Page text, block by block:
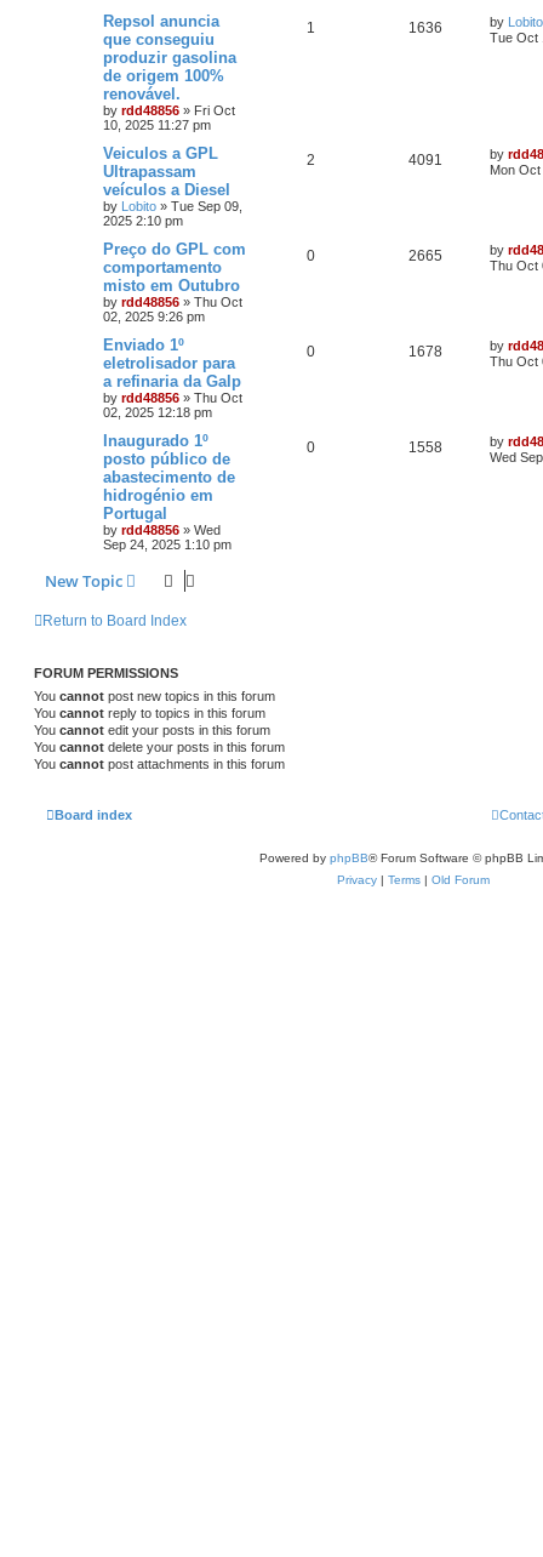
Repsol anuncia
que conseguiu
produzir gasolina
de origem 100%
renovável.
by rdd48856 » Fri Oct
10, 2025 11:27 pm
1 1636 by Lobito
Tue Oct
Veiculos a GPL
Ultrapassam
veículos a Diesel
by Lobito » Tue Sep 09,
2025 2:10 pm
2 4091 by
Mon
Preço do GPL com
comportamento
misto em Outubro
by rdd48856 » Thu Oct
02, 2025 9:26 pm
0 2665 by
Thu Oct
Enviado 1º
eletrolisador para
a refinaria da Galp
by rdd48856 » Thu Oct
02, 2025 12:18 pm
0 1678 by
Thu Oct
Inaugurado 1º
posto público de
abastecimento de
hidrogénio em
Portugal
by rdd48856 » Wed
Sep 24, 2025 1:10 pm
0 1558 by
Wed
New Topic
Return to Board Index
FORUM PERMISSIONS
You cannot post new topics in this forum
You cannot reply to topics in this forum
You cannot edit your posts in this forum
You cannot delete your posts in this forum
You cannot post attachments in this forum
Board index
Powered by phpBB® Forum Software © phpBB
Privacy| Terms| Old Forum